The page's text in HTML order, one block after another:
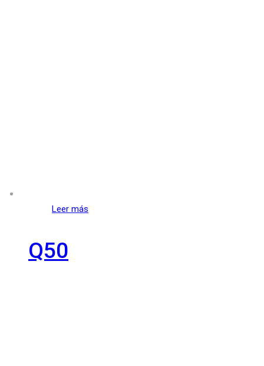
Leer más
Q50